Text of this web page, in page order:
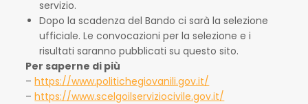
servizio.
Dopo la scadenza del Bando ci sarà la selezione
ufficiale. Le convocazioni per la selezione e i
risultati saranno pubblicati su questo sito.
Per saperne di più
–https://www.politichegiovanili.gov.it/
–https://www.scelgoilserviziocivile.gov.it/